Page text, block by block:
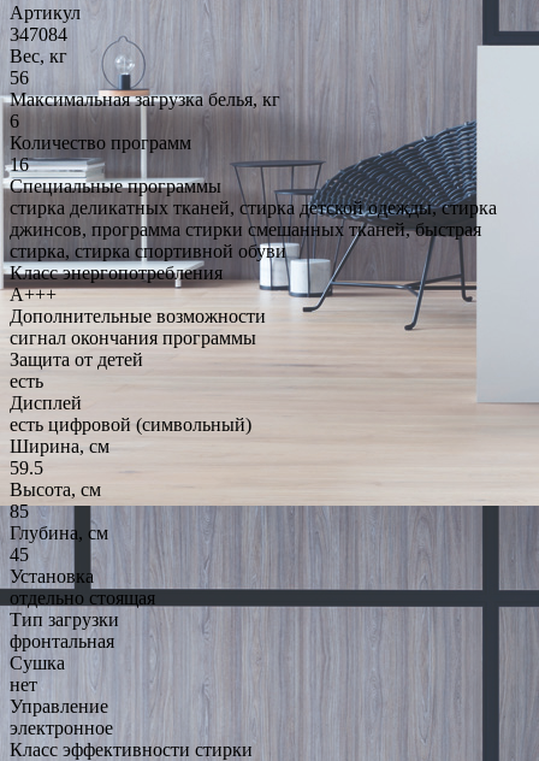
Артикул
347084
Вес, кг
56
Максимальная загрузка белья, кг
6
Количество программ
16
Специальные программы
стирка деликатных тканей, стирка детской одежды, стирка
джинсов, программа стирки смешанных тканей, быстрая
стирка, стирка спортивной обуви
Класс энергопотребления
A+++
Дополнительные возможности
сигнал окончания программы
Защита от детей
есть
Дисплей
есть цифровой (символьный)
Ширина, см
59.5
Высота, см
85
Глубина, см
45
Установка
отдельно стоящая
Тип загрузки
фронтальная
Сушка
нет
Управление
электронное
Класс эффективности стирки